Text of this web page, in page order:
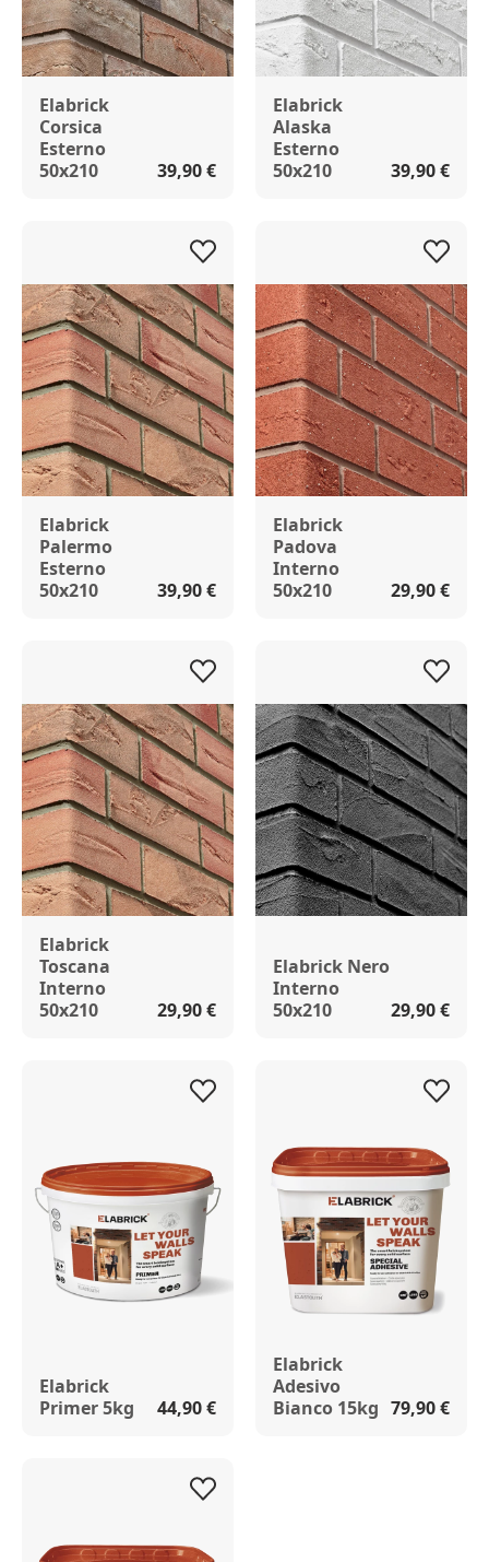
Elabrick
Corsica
Esterno
50x210
39,90 €
Elabrick
Alaska
Esterno
50x210
39,90 €
Elabrick
Palermo
Esterno
50x210
39,90 €
Elabrick
Padova
Interno
50x210
29,90 €
Elabrick
Toscana
Interno
50x210
29,90 €
Elabrick Nero
Interno
50x210
29,90 €
Elabrick
Primer 5kg
44,90 €
Elabrick
Adesivo
Bianco 15kg 79,90 €